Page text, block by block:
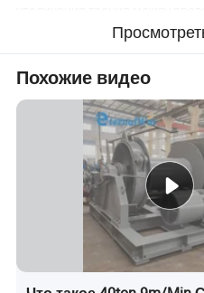
увеличения трения между
Количество канавок каната
для хранения канатов
каната и не обеспечивает
управляется приводным
преобразования частоты,
фрикционным барабаном.
Особенности
Wines:
Похожие видео